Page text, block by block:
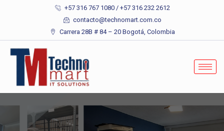
+57 316 767 1080 / +57 316 232 2612
contacto@technomart.com.co
Carrera 28B # 84 – 20 Bogotá, Colombia